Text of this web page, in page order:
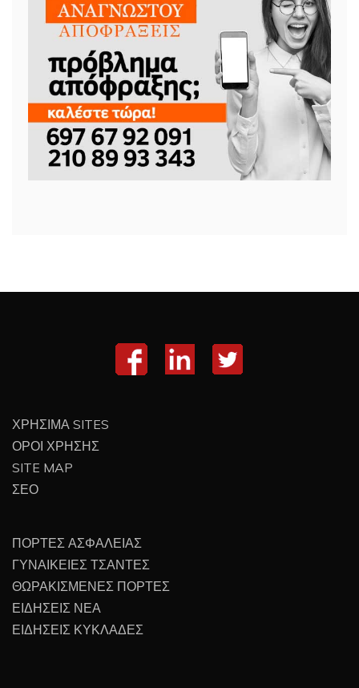
ΧΡΗΣΙΜΑ SITES
ΟΡΟΙ ΧΡΗΣΗΣ
SITE MAP
ΣΕΟ
ΠΟΡΤΕΣ ΑΣΦΑΛΕΙΑΣ
ΓΥΝΑΙΚΕΙΕΣ ΤΣΑΝΤΕΣ
ΘΩΡΑΚΙΣΜΕΝΕΣ ΠΟΡΤΕΣ
ΕΙΔΗΣΕΙΣ ΝΕΑ
ΕΙΔΗΣΕΙΣ ΚΥΚΛΑΔΕΣ